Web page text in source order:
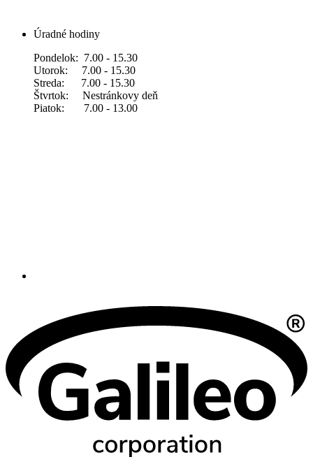
Úradné hodiny
Pondelok: 7.00 - 15.30
Utorok: 7.00 - 15.30
Streda: 7.00 - 15.30
Štvrtok: Nestránkovy deň
Piatok: 7.00 - 13.00